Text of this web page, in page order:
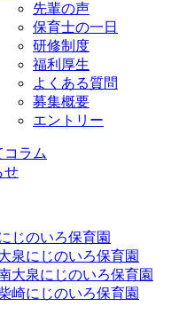
先輩の声
保育士の一日
研修制度
福利厚生
よくある質問
募集概要
エントリー
コラム
せ
じのいろ保育園
泉にじのいろ保育園
大泉にじのいろ保育園
崎にじのいろ保育園